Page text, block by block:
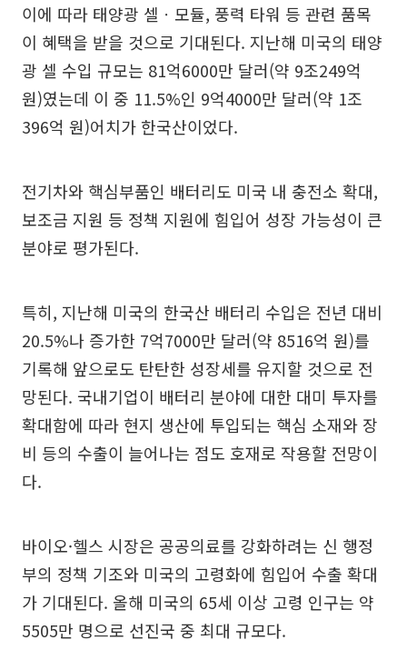
이에 따라 태양광 셀ㆍ모듈, 풍력 타워 등 관련 품목
이 혜택을 받을 것으로 기대된다. 지난해 미국의 태양
광 셀 수입 규모는 81억6000만 달러(약 9조249억
원)였는데 이 중 11.5%인 9억4000만 달러(약 1조
396억 원)어치가 한국산이었다.
전기차와 핵심부품인 배터리도 미국 내 충전소 확대,
보조금 지원 등 정책 지원에 힘입어 성장 가능성이 큰
분야로 평가된다.
특히, 지난해 미국의 한국산 배터리 수입은 전년 대비
20.5%나 증가한 7억7000만 달러(약 8516억 원)를
기록해 앞으로도 탄탄한 성장세를 유지할 것으로 전
망된다. 국내기업이 배터리 분야에 대한 대미 투자를
확대함에 따라 현지 생산에 투입되는 핵심 소재와 장
비 등의 수출이 늘어나는 점도 호재로 작용할 전망이
다.
바이오·헬스 시장은 공공의료를 강화하려는 신 행정
부의 정책 기조와 미국의 고령화에 힘입어 수출 확대
가 기대된다. 올해 미국의 65세 이상 고령 인구는 약
5505만 명으로 선진국 중 최대 규모다.